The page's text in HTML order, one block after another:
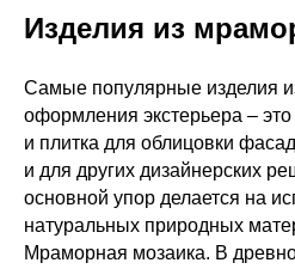
Изделия из
Самые популярные изделия
оформления экстерьера –
и плитка для облицовки
и для других дизайнерских
основной упор делается на
натуральных природных
Мраморная мозаика. В